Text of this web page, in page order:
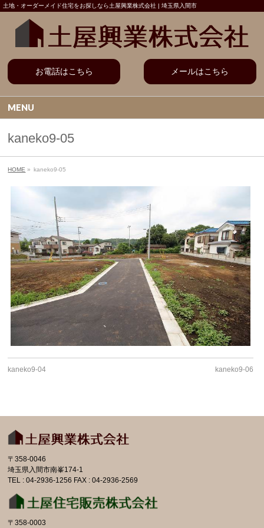
土地・オーダーメイド住宅をお探しなら土屋興業株式会社 | 埼玉県入間市
お電話はこちら メールはこちら
MENU
kaneko9-05
HOME » kaneko9-05
kaneko9-04 kaneko9-06
〒358-0046
埼玉県入間市南峯174-1
TEL : 04-2936-1256 FAX : 04-2936-2569
〒358-0003